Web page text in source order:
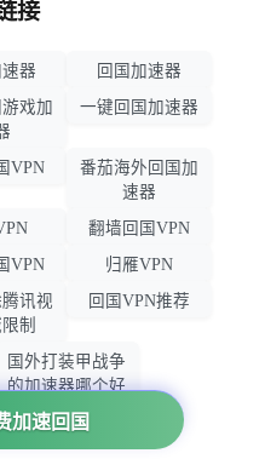
加速回国
接
器
回国加速器
戏加
一键回国加速器
VPN
番茄海外回国加
速器
翻墙回国VPN
VPN
归雁VPN
讯视
制
回国VPN推荐
国外打装甲战争
的加速器哪个好
用